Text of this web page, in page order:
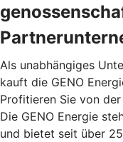
Als unabhängiges
kauft die GENO
Profitieren Sie von
Die GENO Energie
und bietet seit über